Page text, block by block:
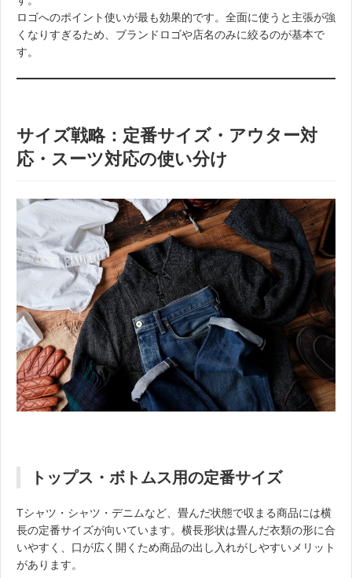
ロゴへのポイント使いが最も効果的です。全面に使うと主張が強
くなりすぎるため、ブランドロゴや店名のみに絞るのが基本で
す。
サイズ戦略：定番サイズ・アウター対
応・スーツ対応の使い分け
トップス・ボトムス用の定番サイズ
Tシャツ・シャツ・デニムなど、畳んだ状態で収まる商品には横
長の定番サイズが向いています。横長形状は畳んだ衣類の形に合
いやすく、口が広く開くため商品の出し入れがしやすいメリット
があります。